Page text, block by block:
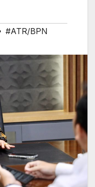
#ATR/BPN